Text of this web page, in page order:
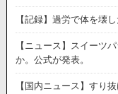
【記録】過労で体を壊
【ニュース】スイーツ
か。公式が発表。
【国内ニュース】すり